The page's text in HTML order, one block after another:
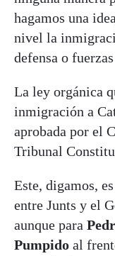
hagamos una
nivel la
defensa o
La ley orgánica
inmigración a
aprobada por el
Tribunal
Este, digamos,
entre Junts y el
aunque para
Pumpido al